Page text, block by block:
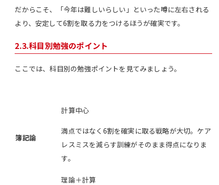
だからこそ、「今年は難しいらしい」といった噂に左右される
より、安定して6割を取る力をつけるほうが確実です。
2.3.科目別勉強のポイント
ここでは、科目別の勉強ポイントを見てみましょう。
簿記論
計算中心
満点ではなく6割を確実に取る戦略が大切。ケア
レスミスを減らす訓練がそのまま得点になりま
す。
理論＋計算